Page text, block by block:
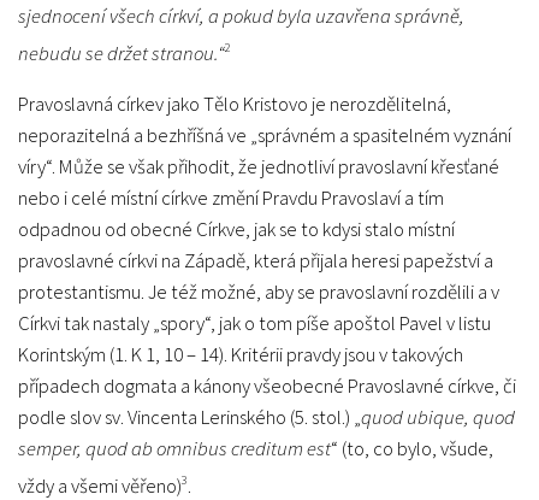
sjednocení všech církví, a pokud byla uzavřena správně,
nebudu se držet stranou.“2
Pravoslavná církev jako Tělo Kristovo je nerozdělitelná,
neporazitelná a bezhříšná ve „správném a spasitelném vyznání
víry“. Může se však přihodit, že jednotliví pravoslavní křesťané
nebo i celé místní církve změní Pravdu Pravoslaví a tím
odpadnou od obecné Církve, jak se to kdysi stalo místní
pravoslavné církvi na Západě, která přijala heresi papežství a
protestantismu. Je též možné, aby se pravoslavní rozdělili a v
Církvi tak nastaly „spory“, jak o tom píše apoštol Pavel v listu
Korintským (1. K 1, 10 – 14). Kritérii pravdy jsou v takových
případech dogmata a kánony všeobecné Pravoslavné církve, či
podle slov sv. Vincenta Lerinského (5. stol.) „quod ubique, quod
semper, quod ab omnibus creditum est“ (to, co bylo, všude,
vždy a všemi věřeno)3.